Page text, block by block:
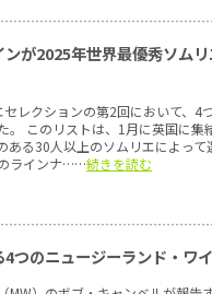
が2025年世界最優秀ソム
レクションの第2回において、4
。 このリストは、1月に英国に集
ある30人以上のソムリエによって
ラインナ……続きを読む
つのニュージーランド・ワ